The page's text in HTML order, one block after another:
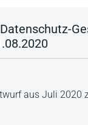
aus Juli